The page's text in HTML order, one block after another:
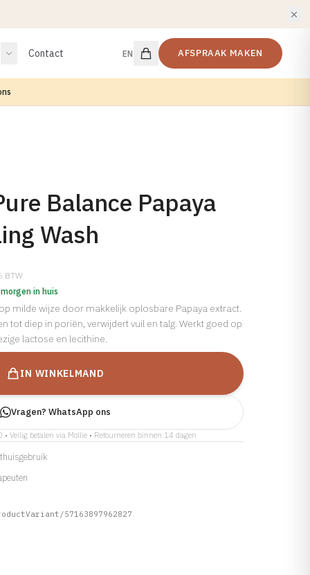
Contact EN AFSPRAAK MAKEN
Balance Papaya
Wash
BTW
in huis
milde wijze door makkelijk oplosbare Papaya extract.
tot diep in poriën, verwijdert vuil en talg. Werkt goed op
lactose en lecithine.
IN WINKELMAND
Vragen? WhatsApp ons
• Veilig betalen via Mollie • Retourneren binnen 14 dagen
57163897962827